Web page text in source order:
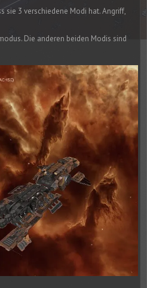
sie 3 verschiedene Modi hat. Angriff,
Die anderen beiden Modis sind